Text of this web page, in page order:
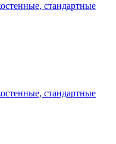
стандартные
стандартные